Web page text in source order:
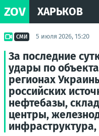
ZOV ХАРЬКОВ
СМИ 5 июля 2026, 15:20
За последние
удары по
регионах
российских
нефтебазы,
центры,
инфраструктура,